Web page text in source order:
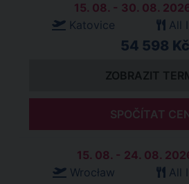
15. 08. - 30. 08.
Katovice
All
54 598 Kč
ZOBRAZIT
SPOČÍTAT
15. 08. - 24. 08.
Wrocław
All